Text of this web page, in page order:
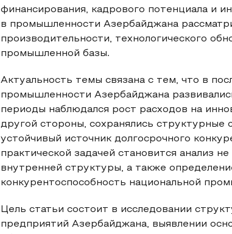
финансирования, кадрового потенциала и
в промышленности Азербайджана
производительности, технологического
промышленной базы.
Актуальность темы связана с тем, что в
промышленности Азербайджана
периоды наблюдался рост расходов на
другой стороны, сохранялись
устойчивый источник долгосрочного
практической задачей становится анализ
внутренней структуры, а также
конкурентоспособность национальной
Цель статьи состоит в исследовании
предприятий Азербайджана, выявлении